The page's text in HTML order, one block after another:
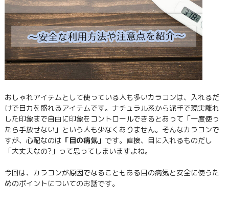
おしゃれアイテムとして使っている人も多いカラコンは、入れるだ
けで目力を盛れるアイテムです。ナチュラル系から派手で現実離れ
した印象まで自由に印象をコントロールできるとあって「一度使っ
たら手放せない」という人も少なくありません。そんなカラコンで
すが、心配なのは 「目の病気」 です。直接、目に入れるものだし
「大丈夫なの?」って思ってしまいますよね。
今回は、カラコンが原因でなることもある目の病気と安全に使うた
めのポイントについてのお話です。